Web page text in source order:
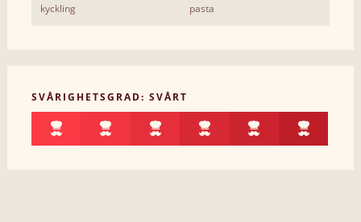
kyckling pasta
SVÅRIGHETSGRAD: SVÅRT